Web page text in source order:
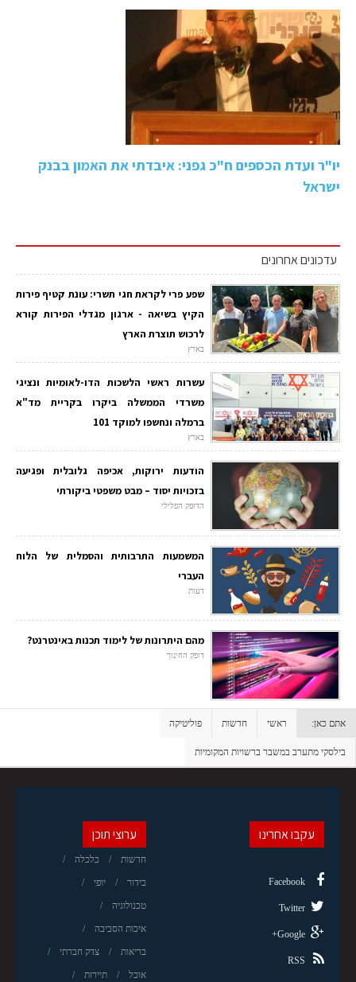
יו"ר ועדת הכספים ח"כ גפני: איבדתי את האמון בבנק
ישראל
עדכונים אחרונים
שפע פרי לקראת חגי תשרי: עונת קטיף פירות
הקיץ בשיאה - ארגון מגדלי הפירות קורא
לרכוש תוצרת הארץ
בארץ
עשרות ראשי הלשכות הדו-לאומיות ונציגי
משרדי הממשלה ביקרו בקריית מד"א
ברמלה ונחשפו למוקד 101
בארץ
הודעות ירוקות, אכיפה גלובלית ופגיעה
בזכויות יסוד – מבט משפטי ביקורתי
הדופק הפלילי
המשמעות התרבותית והסמלית של הלוח
העברי
דעות
מהם היתרונות של לימוד תכנות באינטרנט?
דופק החינוך
אתם כאן: ראשי חדשות פוליטיקה
בילסקי מתערב במשבר ברשויות המקומיות
ערוצי תוכן
חדשות כלכלה
בידור יופי
טכנולוגיה
איכות הסביבה
בריאות צדק חברתי
אוכל תיירות
עקבו אחרינו
Facebook
Twitter
Google+
RSS